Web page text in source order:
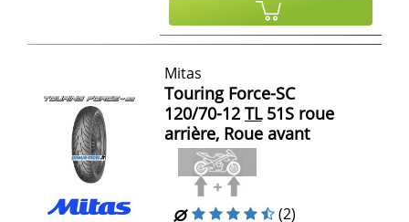
Mitas
Touring Force-SC
120/70-12 TL51S roue
arrière, Roue avant
(2)